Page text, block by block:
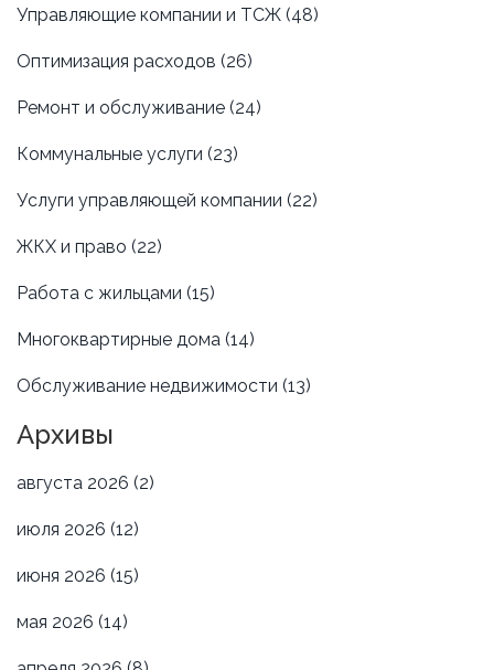
Управляющие компании и ТСЖ (48)
Оптимизация расходов (26)
Ремонт и обслуживание (24)
Коммунальные услуги (23)
Услуги управляющей компании (22)
ЖКХ и право (22)
Работа с жильцами (15)
Многоквартирные дома (14)
Обслуживание недвижимости (13)
Архивы
августа 2026 (2)
июля 2026 (12)
июня 2026 (15)
мая 2026 (14)